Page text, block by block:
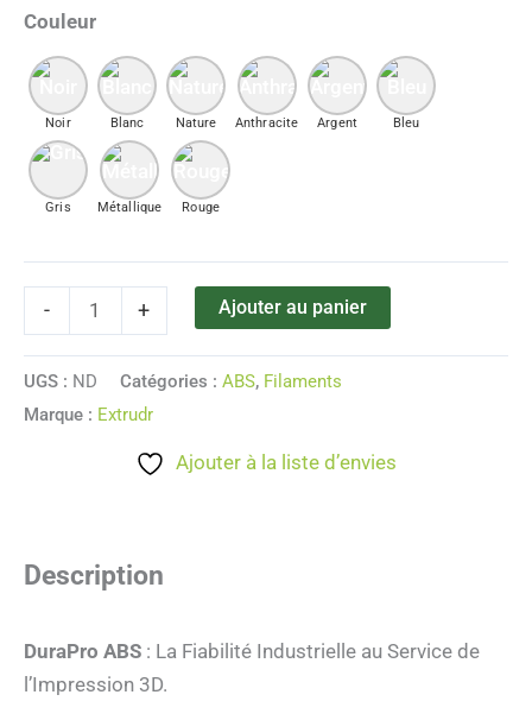
Couleur
Noir Blanc Nature Anthracite Argent Bleu
Gris Métallique Rouge
- + Ajouter au panier
UGS : ND Catégories : ABS, Filaments
Marque : Extrudr
Ajouter à la liste d’envies
Description
DuraPro ABS : La Fiabilité Industrielle au Service de
l’Impression 3D.